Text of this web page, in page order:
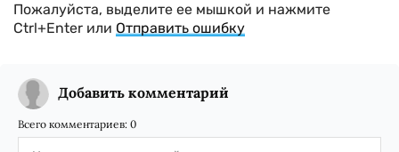
Пожалуйста, выделите ее мышкой и нажмите
Ctrl+Enter или Отправить ошибку
Добавить комментарий
Всего комментариев: 0